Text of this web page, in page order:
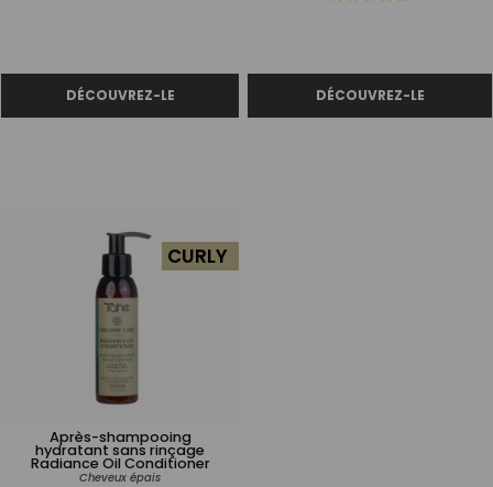
Après-shampooing
hydratant sans rinçage
Radiance Oil Conditioner
Cheveux épais
CURLY